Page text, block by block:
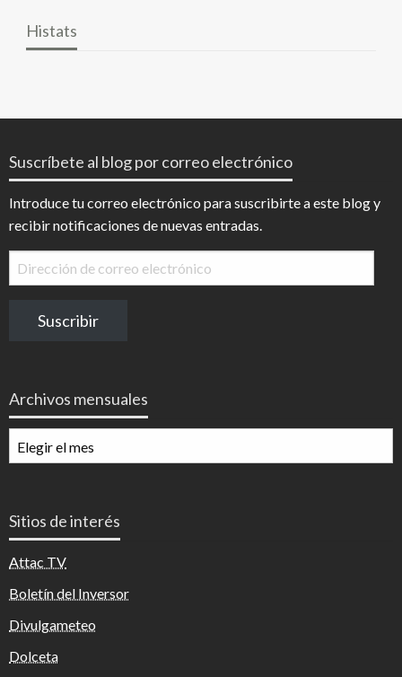
Histats
Suscríbete al blog por correo electrónico
Introduce tu correo electrónico para suscribirte a este blog y
recibir notificaciones de nuevas entradas.
Dirección
de
electrónico
Suscribir
Archivos mensuales
mensuales
Sitios de interés
Attac TV
Boletín del Inversor
Divulgameteo
Dolceta